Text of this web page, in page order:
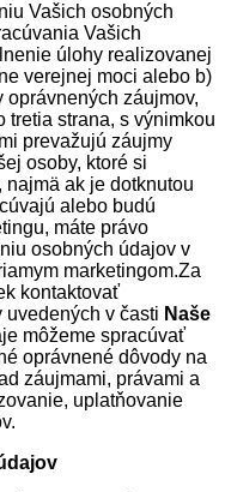
Vašich osobných
Vašich
úlohy realizovanej
verejnej moci alebo b)
záujmov,
tretia strana, s výnimkou
prevažujú záujmy
osoby, ktoré si
ak je dotknutou
alebo budú
máte právo
osobných údajov v
marketingom.Za
kontaktovať
uvedených v časti Naše
môžeme spracúvať
oprávnené dôvody na
záujmami, právami a
uplatňovanie